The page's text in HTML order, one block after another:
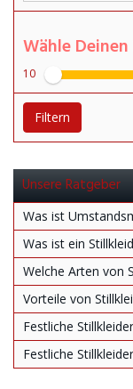
Wähle Deinen
10
Filtern
Unsere Ratgeber
Was ist
Was ist ein
Welche Arten von
Vorteile von
Festliche
Festliche